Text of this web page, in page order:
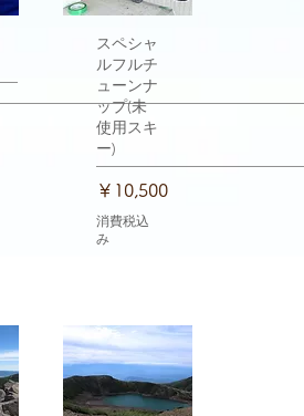
クイックビュー
スペシャ
ルフルチ
ューンナ
ップ(未
使用スキ
ー)
価格
￥10,500
消費税込
み